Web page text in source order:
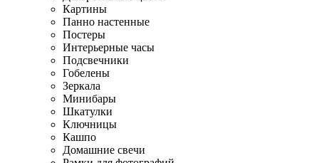
Картины
Панно настенные
Постеры
Интерьерные часы
Подсвечники
Гобелены
Зеркала
Минибары
Шкатулки
Ключницы
Кашпо
Домашние свечи